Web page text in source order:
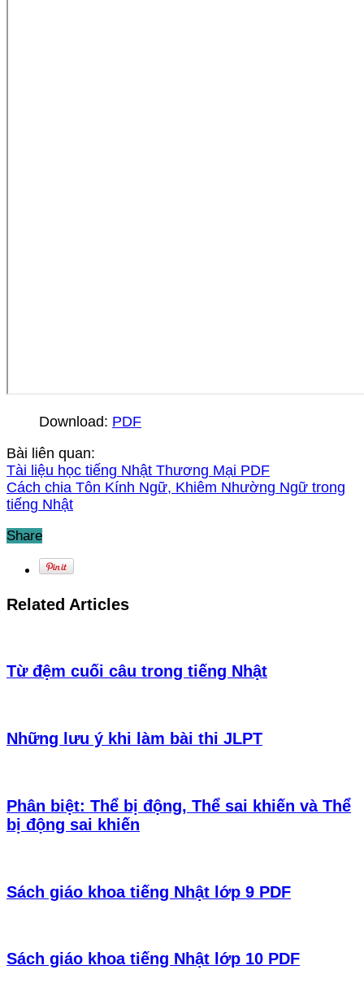
Download: PDF
Bài liên quan:
Tài liệu học tiếng Nhật Thương Mại PDF
Cách chia Tôn Kính Ngữ, Khiêm Nhường Ngữ trong
tiếng Nhật
Share
Related Articles
Từ đệm cuối câu trong tiếng Nhật
Những lưu ý khi làm bài thi JLPT
Phân biệt: Thể bị động, Thể sai khiến và Thể
bị động sai khiến
Sách giáo khoa tiếng Nhật lớp 9 PDF
Sách giáo khoa tiếng Nhật lớp 10 PDF